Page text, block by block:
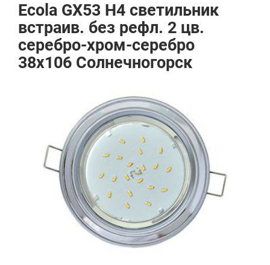
Ecola GX53 H4 светильник
встраив. без рефл. 2 цв.
серебро-хром-серебро
38х106 Солнечногорск